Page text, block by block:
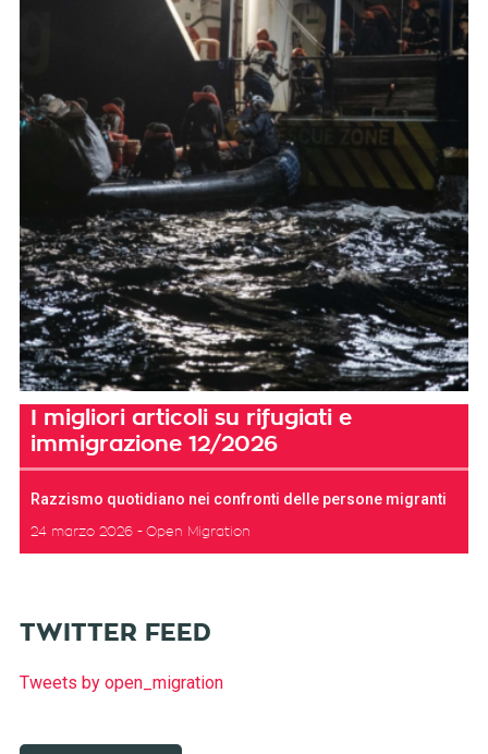
I migliori articoli su rifugiati e
immigrazione 12/2026
Razzismo quotidiano nei confronti delle persone migranti
24 marzo 2026 Open Migration
TWITTER FEED
Tweets by open_migration